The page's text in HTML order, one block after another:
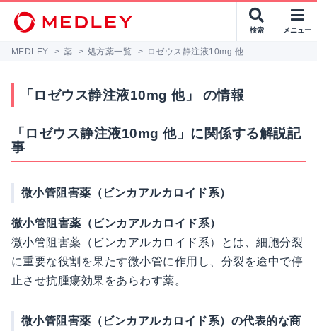
検索 メニュー
MEDLEY > 薬 > 処方薬一覧 > ロゼウス静注液10mg 他
「ロゼウス静注液10mg 他」 の情報
「ロゼウス静注液10mg 他」に関係する解説記
事
微小管阻害薬（ビンカアルカロイド系）
微小管阻害薬（ビンカアルカロイド系）
微小管阻害薬（ビンカアルカロイド系）とは、細胞分裂
に重要な役割を果たす微小管に作用し、分裂を途中で停
止させ抗腫瘍効果をあらわす薬。
微小管阻害薬（ビンカアルカロイド系）の代表的な商